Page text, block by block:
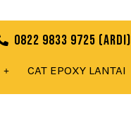
0822 9833 9725 (Ardi)
CAT EPOXY LANTAI